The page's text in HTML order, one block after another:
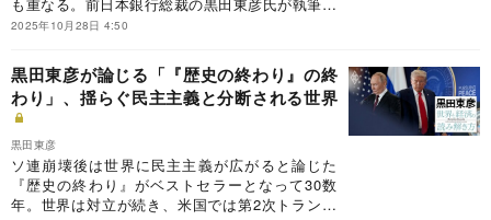
る連載『黒田東彦の世界と経済の読み解き方』の
が三島を通じて読み解く日本経済や安全保障の変
化や、影響を受けた出来事とは。
2025年10月28日 4:50
黒田東彦が論じる「『歴史の終わり』の終
わり」、揺らぐ民主主義と分断される世界
黒田東彦
ソ連崩壊後は世界に民主主義が広がると論じた
『歴史の終わり』がベストセラーとなって30数
年。世界は対立が続き、米国では第2次トランプ